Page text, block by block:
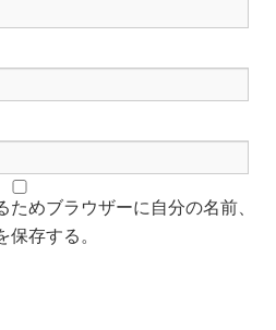
めブラウザーに自分の名前、
保存する。